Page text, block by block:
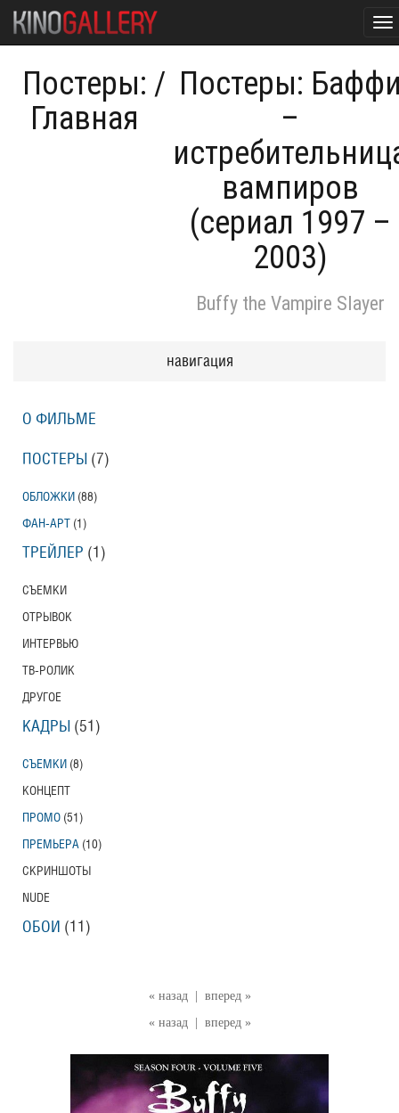
Постеры:
Главная
/ Постеры:
–
вампиров
(сериал 1997 –
2003)
Buffy the Vampire Slayer
« назад
вперед »
« назад
вперед »
навигация
О ФИЛЬМЕ
ПОСТЕРЫ (7)
ОБЛОЖКИ (88)
ФАН-АРТ (1)
ТРЕЙЛЕР (1)
СЪЕМКИ
ОТРЫВОК
ИНТЕРВЬЮ
ТВ-РОЛИК
ДРУГОЕ
КАДРЫ (51)
СЪЕМКИ (8)
КОНЦЕПТ
ПРОМО (51)
ПРЕМЬЕРА (10)
СКРИНШОТЫ
NUDE
ОБОИ (11)